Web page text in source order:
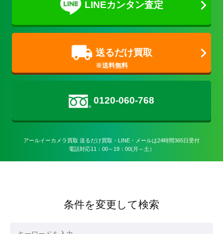
LINEカンタン査定
送るだけ買取
0120-060-768
アールイーカメラ買取 送るだけ買取・LINE・メールは24時間365日受付
電話対応11：00～19：00(月～土）
条件を変更して検索